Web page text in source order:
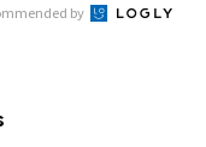
by